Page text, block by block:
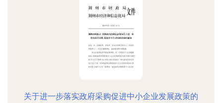
关于进一步落实政府采购促进中小企业发展政策的